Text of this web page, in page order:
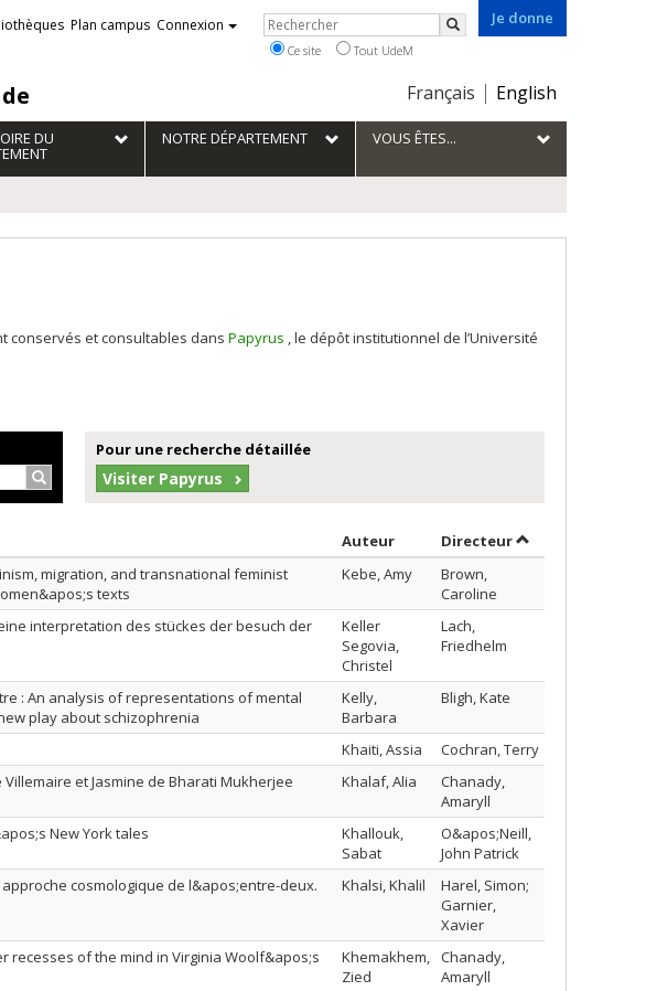
Je donne
Choix
la
langue
Français English
Plan campus Connexion Rechercher
Rechercher
Ce site Tout UdeM
DU NOTRE DÉPARTEMENT VOUS ÊTES...
conservés et consultables dans Papyrus , le dépôt institutionnel de l’Université
Rechercher…
Pour une recherche détaillée
Visiter Papyrus
Auteur Trier par auteur en ordre
Directeurpar contributeur
migration, and transnational feminist
texts
Kebe, Amy
Brown,
Caroline
interpretation des stückes der besuch der
Keller
Segovia,
Christel
Lach,
Friedhelm
: An analysis of representations of mental
play about schizophrenia
Kelly,
Barbara
Bligh, Kate
Khaiti, Assia
Cochran, Terry
et Jasmine de Bharati Mukherjee Khalaf, Alia
Chanady,
Amaryll
New York tales
Khallouk,
Sabat
O&apos;Neill,
John Patrick
cosmologique de l&apos;entre-deux.
Khalsi, Khalil
Harel, Simon;
Garnier,
Xavier
recesses of the mind in Virginia Woolf&apos;s
Khemakhem,
Zied
Chanady,
Amaryll